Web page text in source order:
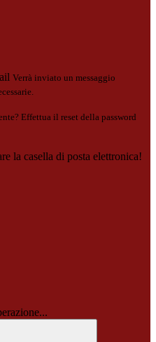
Verrà inviato un messaggio
Effettua il reset della password
la casella di posta elettronica!